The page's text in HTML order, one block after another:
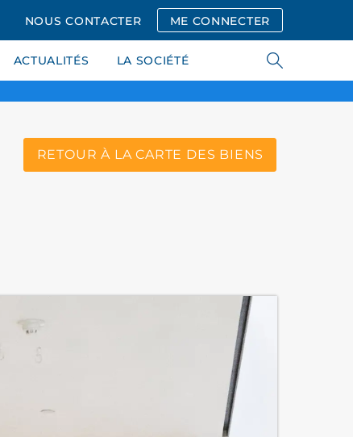
NOUS CONTACTER ME CONNECTER
ACTUALITÉS LA SOCIÉTÉ
RETOUR À LA CARTE DES BIENS